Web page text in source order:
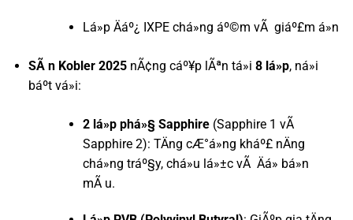
Lá»p Äáº¿ IXPE chá»ng áº©m vÃ giáº£m á»n
SÃ n Kobler 2025nÃ¢ng cáº¥p lÃªn tá»i 8 lá»p, ná»i
báº­t vá»i:
2 lá»p phá»§ Sapphire(Sapphire 1 vÃ
Sapphire 2): TÄng cÆ°á»ng kháº£ nÄng
chá»ng tráº§y, chá»u lá»±c vÃ Äá» bá»n
mÃ u.